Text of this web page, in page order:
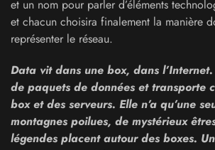
et un nom pour parler d’éléments
et chacun choisira finalement la manière
représenter le réseau.
Data vit dans une box, dans
de paquets de données et transporte
box et des serveurs. Elle n’a qu’une
montagnes poilues, de mystérieux
légendes placent autour des boxes.